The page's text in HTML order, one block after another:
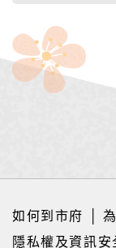
如何到市府
隱私權及資訊安